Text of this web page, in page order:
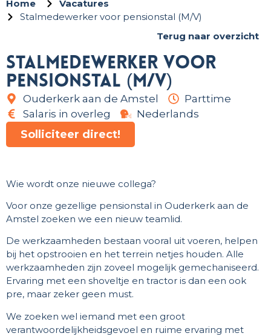
Home
Vacatures
Stalmedewerker voor pensionstal (M/V)
Terug naar overzicht
Stalmedewerker voor
pensionstal (M/V)
Ouderkerk aan de Amstel
Parttime
Salaris in overleg
Nederlands
Solliciteer direct!
Wie wordt onze nieuwe collega?
Voor onze gezellige pensionstal in Ouderkerk aan de
Amstel zoeken we een nieuw teamlid.
De werkzaamheden bestaan vooral uit voeren, helpen
bij het opstrooien en het terrein netjes houden. Alle
werkzaamheden zijn zoveel mogelijk gemechaniseerd.
Ervaring met een shoveltje en tractor is dan een ook
pre, maar zeker geen must.
We zoeken wel iemand met een groot
verantwoordelijkheidsgevoel en ruime ervaring met